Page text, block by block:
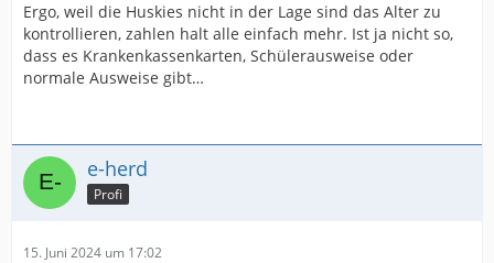
Ergo, weil die Huskies nicht in der Lage sind das Alter zu
kontrollieren, zahlen halt alle einfach mehr. Ist ja nicht so,
dass es Krankenkassenkarten, Schülerausweise oder
normale Ausweise gibt…
e-herd
Profi
15. Juni 2024 um 17:02